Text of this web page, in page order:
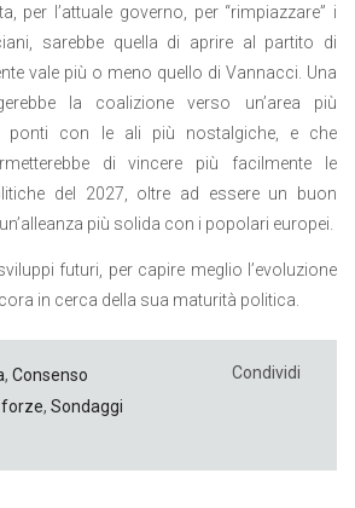
per l’attuale governo, per “rimpiazzare” i
sarebbe quella di aprire al partito di
vale più o meno quello di Vannacci. Una
la coalizione verso un’area più
ponti con le ali più nostalgiche, e che
di vincere più facilmente le
del 2027, oltre ad essere un buon
più solida con i popolari europei.
futuri, per capire meglio l’evoluzione
in cerca della sua maturità politica.
, Consenso
forze, Sondaggi
Condividi